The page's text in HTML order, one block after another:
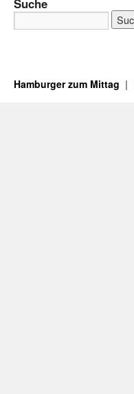
Suche
Hamburger zum Mittag